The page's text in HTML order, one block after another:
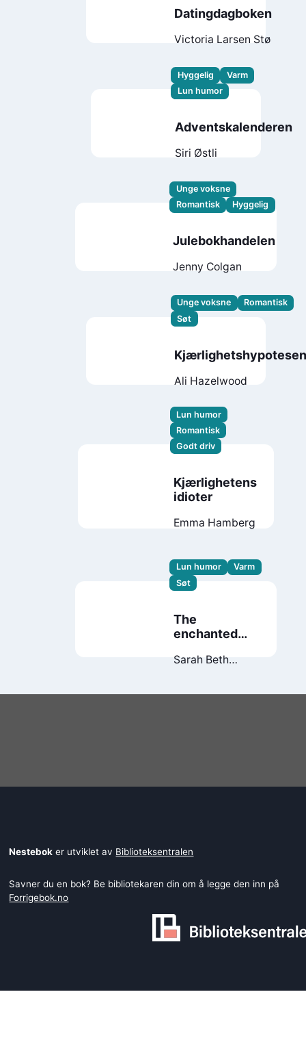
Datingdagboken
Victoria Larsen Stø
Hyggelig
Varm
Lun humor
Adventskalenderen
Siri Østli
Unge voksne
Romantisk
Hyggelig
Julebokhandelen
Jenny Colgan
Unge voksne
Romantisk
Søt
Ali Hazelwood
Lun humor
Romantisk
Godt driv
Kjærlighetens
idioter
Emma Hamberg
Lun humor
Varm
Søt
The
enchanted
Sarah Beth
Nestebok er utviklet av Biblioteksentralen
Savner du en bok? Be bibliotekaren din om å legge den inn på
Forrigebok.no